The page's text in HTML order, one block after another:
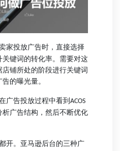
家投放广告时，直接选择
键词的转化率。需要对这
铺所处的阶段进行关键词
的曝光量。
广告投放过程中看到 ACOS
广告结构，然后不断优化
开。亚马逊后台的三种广